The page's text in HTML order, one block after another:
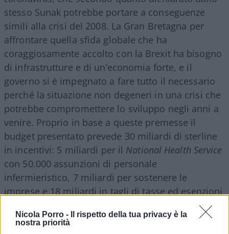
Nicola Porro -
Il rispetto della tua privacy è la
nostra priorità
stesso Sunak potrebbe portare a conseguenze
simili alla crisi del 2008. La Gran Bretagna per
affrontare quella sfida globale che ha
coraggiosamente accolto con la Brexit ha bisogno
di infrastrutture e di un’economia forte, e il
governo si è impegnato a fare tutto il necessario
perché la situazione non degeneri in una crisi che
potrebbe compromettere lo sviluppo negli anni a
venire. Proprio in base a queste premesse il
budget presentato prevede 30 miliardi di sterline
in incentivi: 5 miliardi per il National Health Service
con 50.000 assunzioni di personale
infermieristico, 7 miliardi per sostenere le
imprese e 18 miliardi in tagli di tasse ed esenzioni
fiscali. In particolare, l’azione è stata mirata al
sostegno delle piccole e medie imprese e